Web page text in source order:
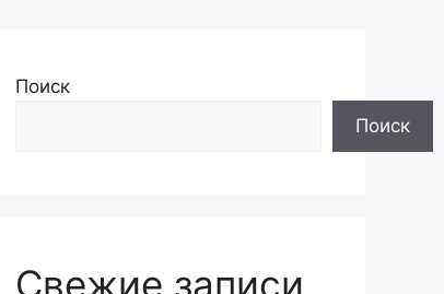
Поиск
Поиск
Свежие записи